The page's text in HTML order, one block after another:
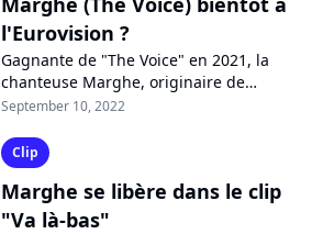
l'Eurovision ?
Gagnante de "The Voice" en 2021, la
chanteuse Marghe, originaire de
Madagascar, vient de sortir son premier
lancer...
September 10, 2022
Clip
Marghe se libère dans le clip
"Va là-bas"